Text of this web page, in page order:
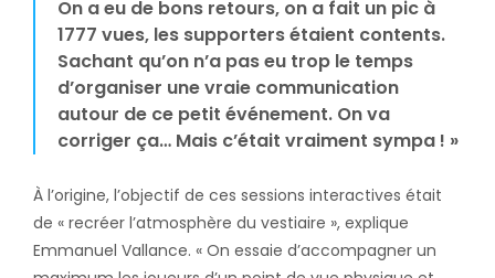
On a eu de bons retours, on a fait un pic à
1777 vues, les supporters étaient contents.
Sachant qu’on n’a pas eu trop le temps
d’organiser une vraie communication
autour de ce petit événement. On va
corriger ça… Mais c’était vraiment sympa ! »
À l’origine, l’objectif de ces sessions interactives était
de « recréer l’atmosphère du vestiaire », explique
Emmanuel Vallance. « On essaie d’accompagner un